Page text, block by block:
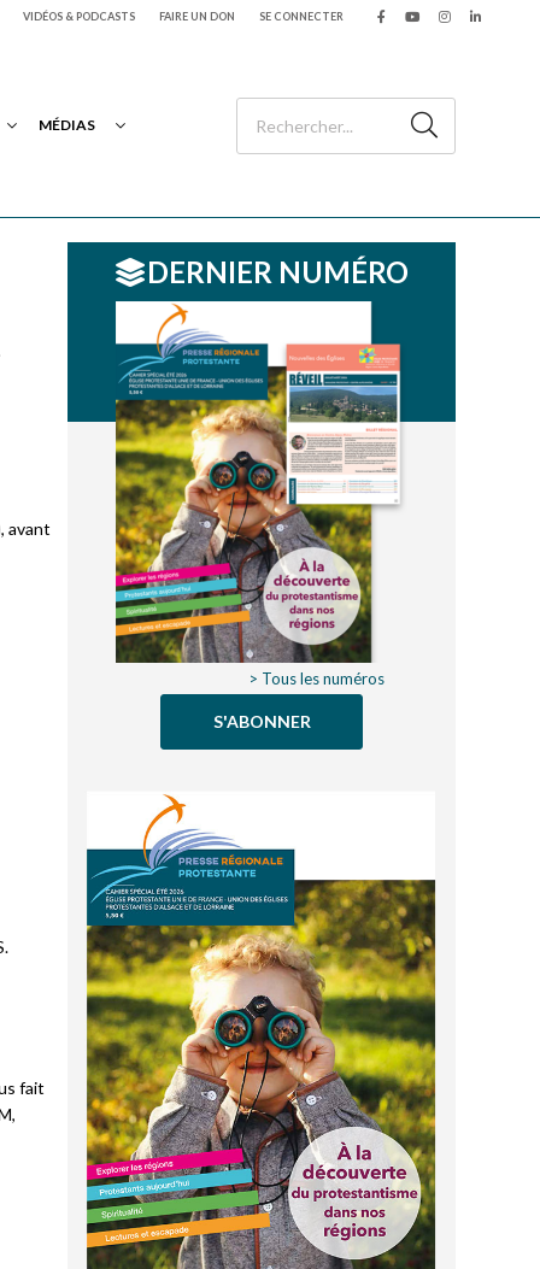
VIDÉOS & PODCASTS FAIRE UN DON SE CONNECTER
MÉDIAS
avant
fait
DERNIER NUMÉRO
> Tous les numéros
S'ABONNER